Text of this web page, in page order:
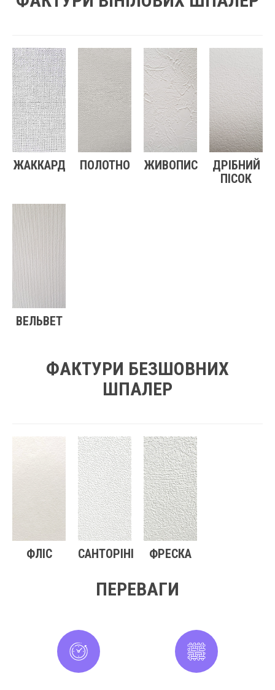
ЖАККАРД ПОЛОТНО ЖИВОПИС
ДРІБНИЙ
ПІСОК
ВЕЛЬВЕТ
ФАКТУРИ БЕЗШОВНИХ
ШПАЛЕР
ФЛІС САНТОРІНІ ФРЕСКА
ПЕРЕВАГИ